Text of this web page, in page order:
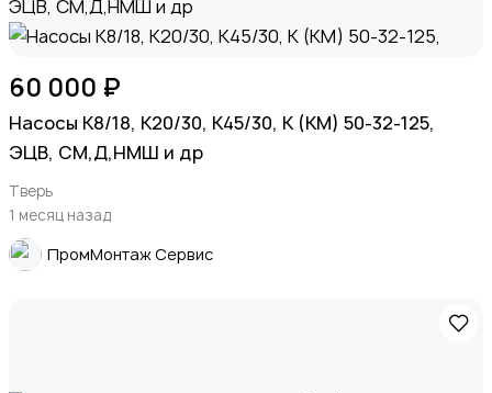
60 000 ₽
Насосы К8/18, К20/30, К45/30, К (КМ) 50-32-125,
ЭЦВ, СМ,Д,НМШ и др
Тверь
1 месяц назад
ПромМонтаж Сервис